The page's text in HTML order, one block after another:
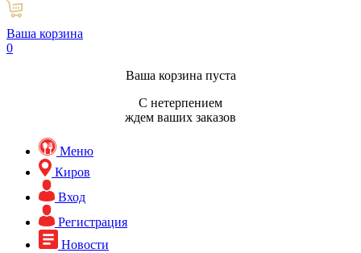
Ваша корзина
0
Ваша корзина пуста
С нетерпением
ждем ваших заказов
Меню
Киров
Вход
Регистрация
Новости